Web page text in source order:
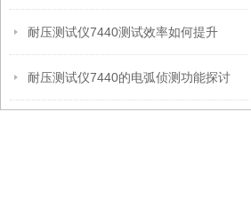
耐压测试仪7440测试效率如何提升
耐压测试仪7440的电弧侦测功能探讨